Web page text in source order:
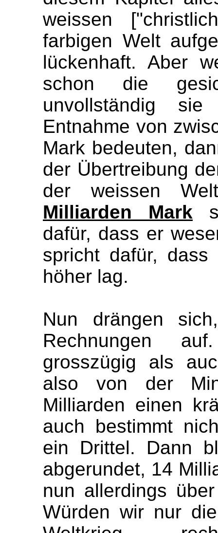
weissen
farbigen Welt
lückenhaft. Aber
schon die
unvollständig
Entnahme von
Mark bedeuten,
der Übertreibung
der weissen
Milliarden Mark
dafür, dass er
spricht dafür,
höher lag.
Nun drängen
Rechnungen
grosszügig als
also von der
Milliarden einen
auch bestimmt
ein Drittel. Dann
abgerundet, 14
nun allerdings
Würden wir nur